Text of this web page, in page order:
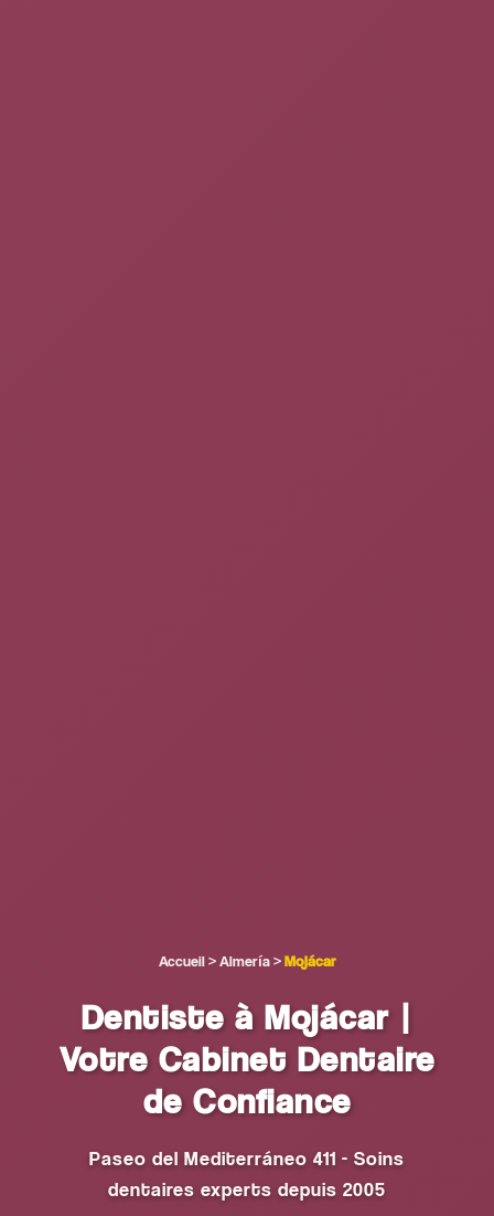
Accueil>Almería>Mojácar
Dentiste à Mojácar |
Votre Cabinet Dentaire
de Confiance
Paseo del Mediterráneo 411 - Soins
dentaires experts depuis 2005